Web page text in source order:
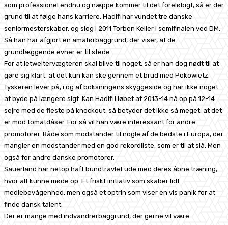
som professionel endnu og næppe kommer til det foreløbigt, så er der
grund til at følge hans karriere. Hadifi har vundet tre danske
seniormesterskaber, og slog i 2011 Torben Keller i semifinalen ved DM.
Så han har afgjort en amatørbaggrund, der viser, at de
grundlæggende evner er til stede.
For at letweltervægteren skal blive til noget, så er han dog nødt til at
gøre sig klart, at det kun kan ske gennem et brud med Pokowietz.
Tyskeren lever på, i og af boksningens skyggeside og har ikke noget
at byde på længere sigt. Kan Hadifi i løbet af 2013-14 nå op på 12-14
sejre med de fleste på knockout, så betyder det ikke så meget, at det
er mod tomatdåser. For så vil han være interessant for andre
promotorer. Både som modstander til nogle af de bedste i Europa, der
mangler en modstander med en god rekordliste, som er til at slå. Men
også for andre danske promotorer.
Sauerland har netop haft bundtravlet ude med deres åbne træning,
hvor alt kunne møde op. Et friskt initiativ som skaber lidt
mediebevågenhed, men også et optrin som viser en vis panik for at
finde dansk talent.
Der er mange med indvandrerbaggrund, der gerne vil være